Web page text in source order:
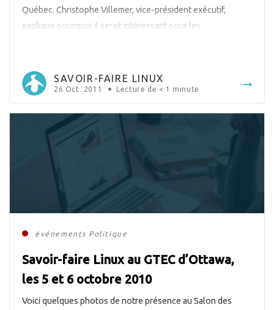
Québec. Christophe Villemer, vice-président exécutif,
explique pourquoi il serait intéressant pour les
133 implique pour les […]
SAVOIR-FAIRE LINUX
26 Oct. 2011 Lecture de < 1 minute
événements Politique
Savoir-faire Linux au GTEC d’Ottawa,
les 5 et 6 octobre 2010
Voici quelques photos de notre présence au Salon des